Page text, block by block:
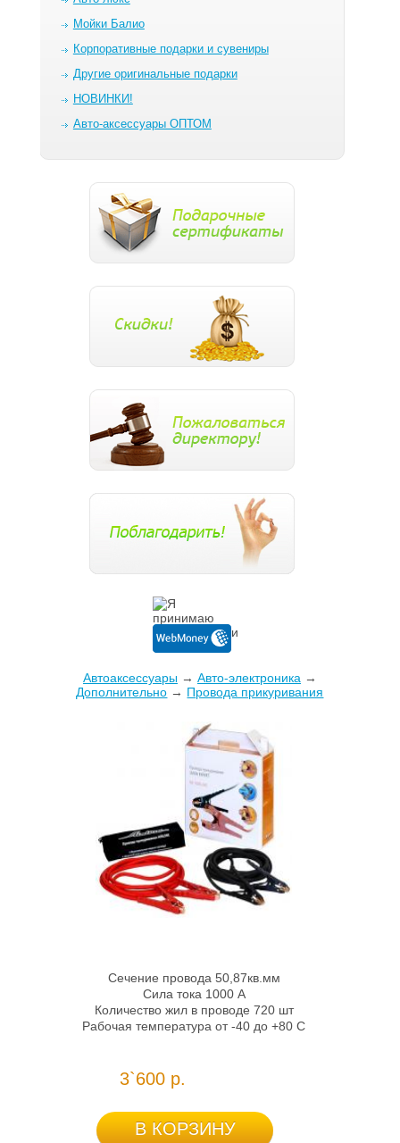
Мойки Балио
Корпоративные подарки и сувениры
Другие оригинальные подарки
НОВИНКИ!
Авто-аксессуары ОПТОМ
Автоаксессуары→ Авто-электроника →
Дополнительно → Провода прикуривания
Сечение провода 50,87кв.мм
Сила тока 1000 А
Количество жил в проводе 720 шт
Рабочая температура от -40 до +80 С
3`600 р.
В КОРЗИНУ